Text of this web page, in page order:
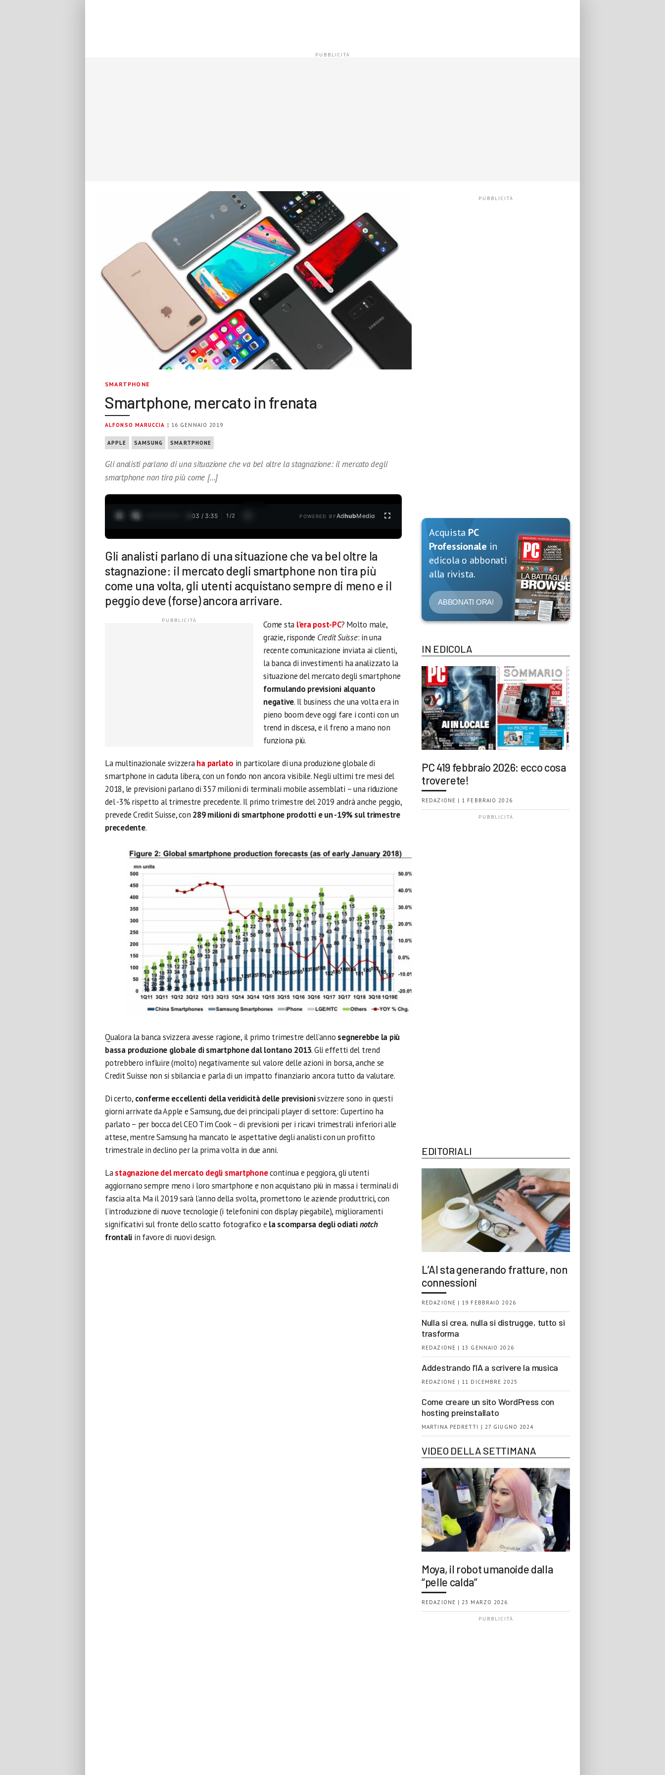
SMARTPHONE
Smartphone, mercato in frenata
ALFONSO MARUCCIA | 16 GENNAIO 2019
APPLE SAMSUNG SMARTPHONE
Gli analisti parlano di una situazione che va bel oltre la stagnazione: il mercato degli
smartphone non tira più come […]
0:04 / 3:35 1 /2 POWERED BYAdhubMedia
Gli analisti parlano di una situazione che va bel oltre la
stagnazione: il mercato degli smartphone non tira più
come una volta, gli utenti acquistano sempre di meno e il
peggio deve (forse) ancora arrivare.
Come sta l’era post-PC? Molto male,
grazie, risponde Credit Suisse: in una
recente comunicazione inviata ai clienti,
la banca di investimenti ha analizzato la
situazione del mercato degli smartphone
formulando previsioni alquanto
negative. Il business che una volta era in
pieno boom deve oggi fare i conti con un
trend in discesa, e il freno a mano non
funziona più.
La multinazionale svizzeraha parlato in particolare di una produzione globale di
smartphone in caduta libera, con un fondo non ancora visibile. Negli ultimi tre mesi del
2018, le previsioni parlano di 357 milioni di terminali mobile assemblati – una riduzione
del -3% rispetto al trimestre precedente. Il primo trimestre del 2019 andrà anche peggio,
prevede Credit Suisse, con 289 milioni di smartphone prodotti e un -19% sul trimestre
precedente.
Qualora la banca svizzera avesse ragione, il primo trimestre dell’anno segnerebbe la più
bassa produzione globale di smartphone dal lontano 2013. Gli effetti del trend
potrebbero influire (molto) negativamente sul valore delle azioni in borsa, anche se
Credit Suisse non si sbilancia e parla di un impatto finanziario ancora tutto da valutare.
Di certo, conferme eccellenti della veridicità delle previsionisvizzere sono in questi
giorni arrivate da Apple e Samsung, due dei principali player di settore: Cupertino ha
parlato – per bocca del CEO Tim Cook – di previsioni per i ricavi trimestrali inferiori alle
attese, mentre Samsung ha mancato le aspettative degli analisti con un profitto
trimestrale in declino per la prima volta in due anni.
Lastagnazione del mercato degli smartphonecontinua e peggiora, gli utenti
aggiornano sempre meno i loro smartphone e non acquistano più in massa i terminali di
fascia alta. Ma il 2019 sarà l’anno della svolta, promettono le aziende produttrici, con
l’introduzione di nuove tecnologie (i telefonini con display piegabile), miglioramenti
significativi sul fronte dello scatto fotografico e la scomparsa degli odiatinotch
frontali in favore di nuovi design.
Acquista PC
Professionale in
edicola o abbonati
alla rivista.
ABBONATI ORA!
IN EDICOLA
PC 419 febbraio 2026: ecco cosa
troverete!
REDAZIONE | 1 FEBBRAIO 2026
EDITORIALI
L’AI sta generando fratture, non
connessioni
REDAZIONE | 19 FEBBRAIO 2026
Nulla si crea, nulla si distrugge, tutto si
trasforma
REDAZIONE | 13 GENNAIO 2026
Addestrando l’IA a scrivere la musica
REDAZIONE | 11 DICEMBRE 2025
Come creare un sito WordPress con
hosting preinstallato
MARTINA PEDRETTI | 27 GIUGNO 2024
VIDEO DELLA SETTIMANA
Moya, il robot umanoide dalla
“pelle calda”
REDAZIONE | 23 MARZO 2026